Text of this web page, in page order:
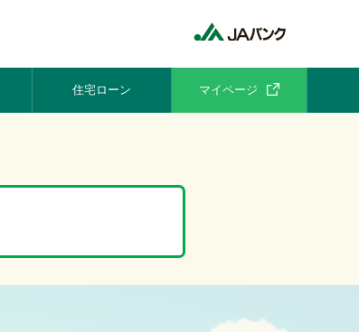
マイページ
住宅ローン